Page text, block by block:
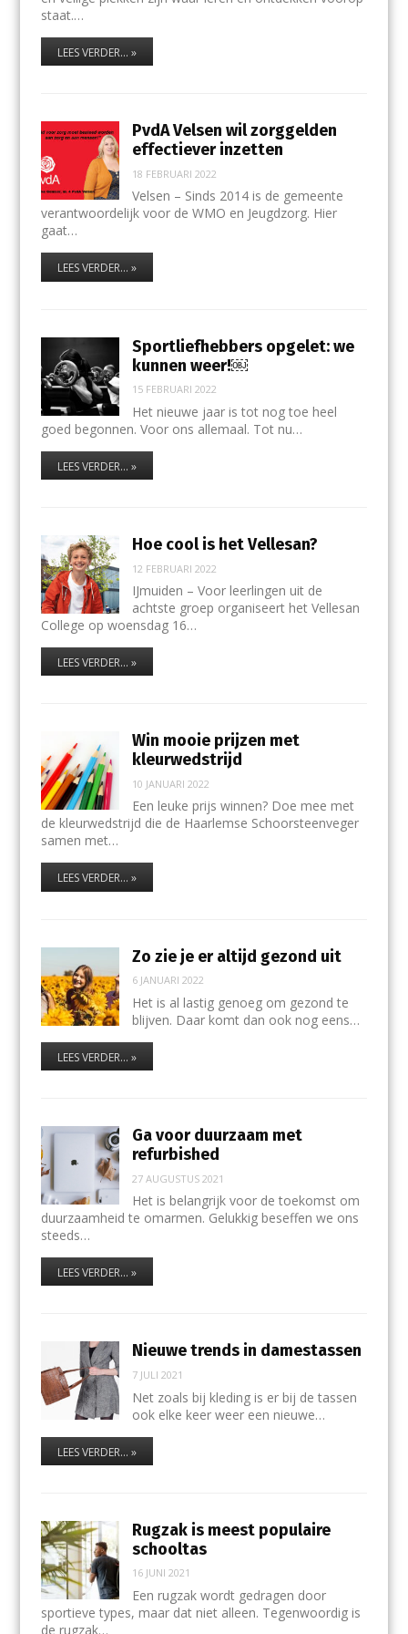
staat.…
LEES VERDER... »
PvdA Velsen wil zorggelden
effectiever inzetten
18 FEBRUARI 2022
Velsen – Sinds 2014 is de gemeente
verantwoordelijk voor de WMO en Jeugdzorg. Hier
gaat…
LEES VERDER... »
Sportliefhebbers opgelet: we
kunnen weer!￼
15 FEBRUARI 2022
Het nieuwe jaar is tot nog toe heel
goed begonnen. Voor ons allemaal. Tot nu…
LEES VERDER... »
Hoe cool is het Vellesan?
12 FEBRUARI 2022
IJmuiden – Voor leerlingen uit de
achtste groep organiseert het Vellesan
College op woensdag 16…
LEES VERDER... »
Win mooie prijzen met
kleurwedstrijd
10 JANUARI 2022
Een leuke prijs winnen? Doe mee met
de kleurwedstrijd die de Haarlemse Schoorsteenveger
samen met…
LEES VERDER... »
Zo zie je er altijd gezond uit
6 JANUARI 2022
Het is al lastig genoeg om gezond te
blijven. Daar komt dan ook nog eens…
LEES VERDER... »
Ga voor duurzaam met
refurbished
27 AUGUSTUS 2021
Het is belangrijk voor de toekomst om
duurzaamheid te omarmen. Gelukkig beseffen we ons
steeds…
LEES VERDER... »
Nieuwe trends in damestassen
7 JULI 2021
Net zoals bij kleding is er bij de tassen
ook elke keer weer een nieuwe…
LEES VERDER... »
Rugzak is meest populaire
schooltas
16 JUNI 2021
Een rugzak wordt gedragen door
sportieve types, maar dat niet alleen. Tegenwoordig is
de rugzak…